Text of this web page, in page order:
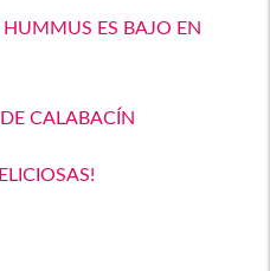
ES BAJO EN
CALABACÍN